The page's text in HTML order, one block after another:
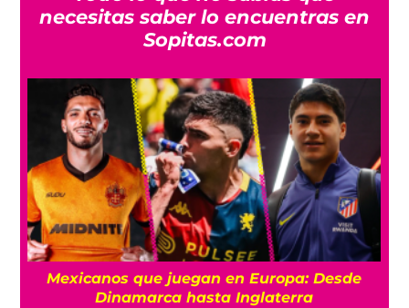
necesitas saber lo encuentras en
Sopitas.com
Mexicanos que juegan en Europa: Desde
Dinamarca hasta Inglaterra